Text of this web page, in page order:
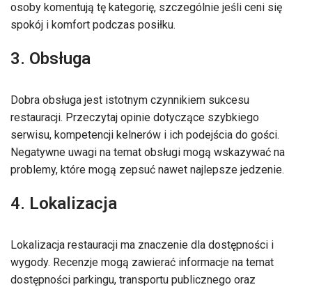
osoby komentują tę kategorię, szczególnie jeśli ceni się
spokój i komfort podczas posiłku.
3. Obsługa
Dobra obsługa jest istotnym czynnikiem sukcesu
restauracji. Przeczytaj opinie dotyczące szybkiego
serwisu, kompetencji kelnerów i ich podejścia do gości.
Negatywne uwagi na temat obsługi mogą wskazywać na
problemy, które mogą zepsuć nawet najlepsze jedzenie.
4. Lokalizacja
Lokalizacja restauracji ma znaczenie dla dostępności i
wygody. Recenzje mogą zawierać informacje na temat
dostępności parkingu, transportu publicznego oraz